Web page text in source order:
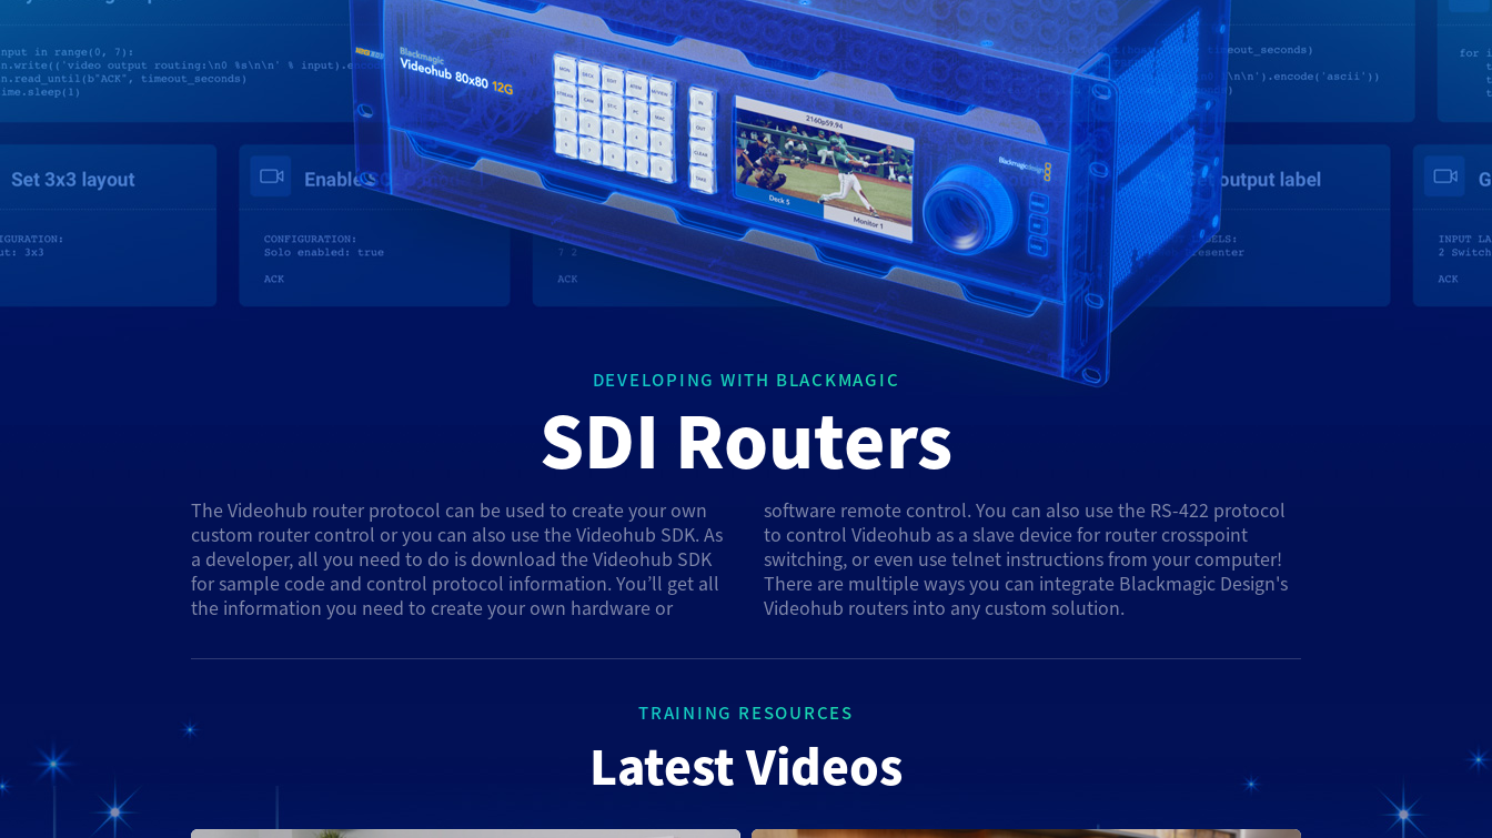
DEVELOPING WITH BLACKMAGIC
SDI Routers
The Videohub router protocol can be used to create your own
custom router control or you can also use the Videohub SDK. As
a developer, all you need to do is download the Videohub SDK
for sample code and control protocol information. You’ll get all
the information you need to create your own hardware or
software remote control. You can also use the RS-422 protocol
to control Videohub as a slave device for router crosspoint
switching, or even use telnet instructions from your computer!
There are multiple ways you can integrate Blackmagic Design's
Videohub routers into any custom solution.
TRAINING RESOURCES
Latest Videos